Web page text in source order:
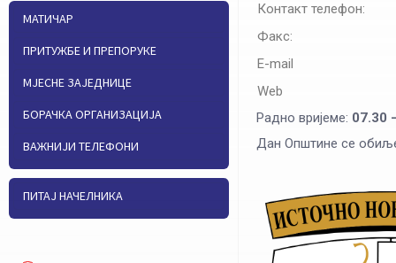
МАТИЧАР
ПРИТУЖБЕ И ПРЕПОРУКЕ
МЈЕСНЕ ЗАЈЕДНИЦЕ
БОРАЧКА ОРГАНИЗАЦИЈА
ВАЖНИЈИ ТЕЛЕФОНИ
ПИТАЈ НАЧЕЛНИКА
Контакт телефон:
Факс:
E-mаil
Web
Радно вријеме: 07.30
Дан Општине се